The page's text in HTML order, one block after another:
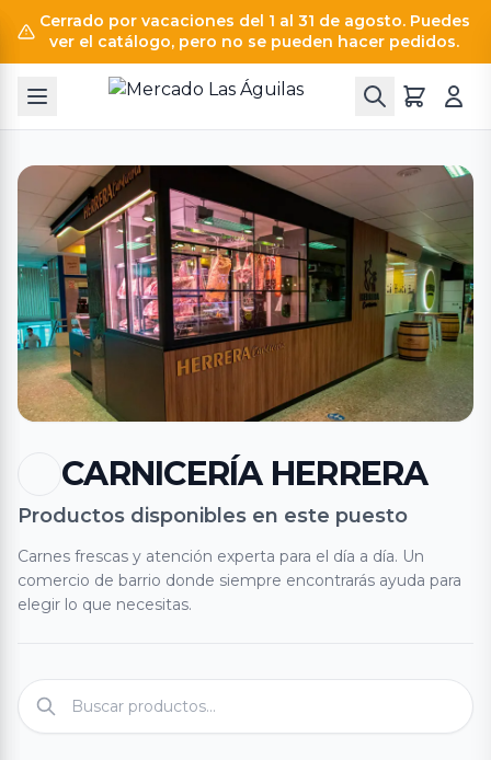
Cerrado por vacaciones del 1 al 31 de agosto. Puedes
ver el catálogo, pero no se pueden hacer pedidos.
CARNICERÍA HERRERA
Productos disponibles en este puesto
Carnes frescas y atención experta para el día a día. Un
comercio de barrio donde siempre encontrarás ayuda para
elegir lo que necesitas.